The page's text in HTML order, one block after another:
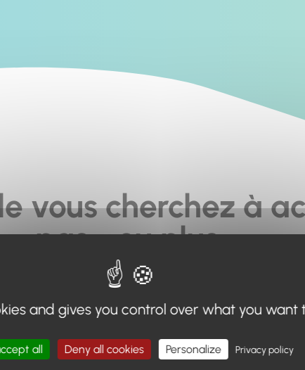
vous cherchez à
pas... ou plus.
recherche en haut de page, ou à utiliser le menu
Retour à l'accueil
and gives you control over what you want
all Deny all cookies Personalize Privacy policy